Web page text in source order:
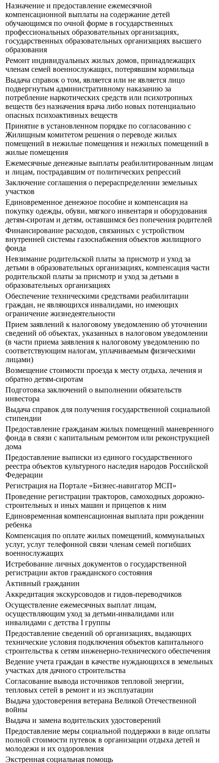
Назначение и предоставление ежемесячной
компенсационной выплаты на содержание детей
обучающимся по очной форме в государственных
профессиональных образовательных организациях,
государственных образовательных организациях высшего
образования
Ремонт индивидуальных жилых домов, принадлежащих
членам семей военнослужащих, потерявшим кормильца
Выдача справок о том, является или не является лицо
подвергнутым административному наказанию за
потребление наркотических средств или психотропных
веществ без назначения врача либо новых потенциально
опасных психоактивных веществ
Принятие в установленном порядке по согласованию с
Жилищным комитетом решения о переводе жилых
помещений в нежилые помещения и нежилых помещений в
жилые помещения
Ежемесячные денежные выплаты реабилитированным лицам
и лицам, пострадавшим от политических репрессий
Заключение соглашения о перераспределении земельных
участков
Единовременное денежное пособие и компенсация на
покупку одежды, обуви, мягкого инвентаря и оборудования
детям-сиротам и детям, оставшимся без попечения родителей
Финансирование расходов, связанных с устройством
внутренней системы газоснабжения объектов жилищного
фонда
Невзимание родительской платы за присмотр и уход за
детьми в образовательных организациях, компенсация части
родительской платы за присмотр и уход за детьми в
образовательных организациях
Обеспечение техническими средствами реабилитации
граждан, не являющихся инвалидами, но имеющих
ограничение жизнедеятельности
Прием заявлений к налоговому уведомлению об уточнении
сведений об объектах, указанных в налоговом уведомлении
(в части приема заявления к налоговому уведомлению по
соответствующим налогам, уплачиваемым физическими
лицами)
Возмещение стоимости проезда к месту отдыха, лечения и
обратно детям-сиротам
Подготовка заключений о выполнении обязательств
инвестора
Выдача справок для получения государственной социальной
стипендии
Предоставление гражданам жилых помещений маневренного
фонда в связи с капитальным ремонтом или реконструкцией
дома
Предоставление выписки из единого государственного
реестра объектов культурного наследия народов Российской
Федерации
Регистрация на Портале «Бизнес-навигатор МСП»
Проведение регистрации тракторов, самоходных дорожно-
строительных и иных машин и прицепов к ним
Единовременная компенсационная выплата при рождении
ребенка
Компенсация по оплате жилых помещений, коммунальных
услуг, услуг телефонной связи членам семей погибших
военнослужащих
Истребование личных документов о государственной
регистрации актов гражданского состояния
Активный гражданин
Аккредитация экскурсоводов и гидов-переводчиков
Осуществление ежемесячных выплат лицам,
осуществляющим уход за детьми-инвалидами или
инвалидами с детства I группы
Предоставление сведений об организациях, выдающих
технические условия подключения объектов капитального
строительства к сетям инженерно-технического обеспечения
Ведение учета граждан в качестве нуждающихся в земельных
участках для дачного строительства
Согласование вывода источников тепловой энергии,
тепловых сетей в ремонт и из эксплуатации
Выдача удостоверения ветерана Великой Отечественной
войны
Выдача и замена водительских удостоверений
Предоставление меры социальной поддержки в виде оплаты
полной стоимости путевок в организации отдыха детей и
молодежи и их оздоровления
Экстренная социальная помощь